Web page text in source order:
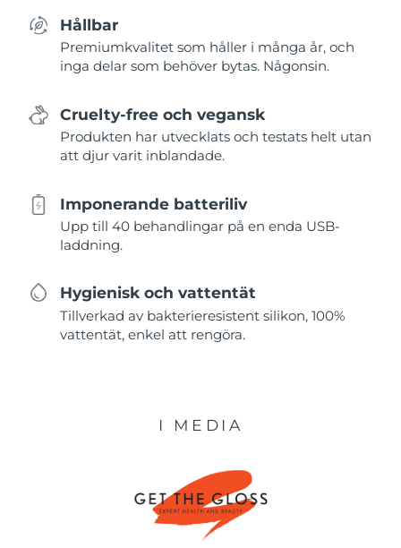
Hållbar
Premiumkvalitet som håller i många år, och
inga delar som behöver bytas. Någonsin.
Cruelty-free och vegansk
Produkten har utvecklats och testats helt utan
att djur varit inblandade.
Imponerande batteriliv
Upp till 40 behandlingar på en enda USB-
laddning.
Hygienisk och vattentät
Tillverkad av bakterieresistent silikon, 100%
vattentät, enkel att rengöra.
I MEDIA